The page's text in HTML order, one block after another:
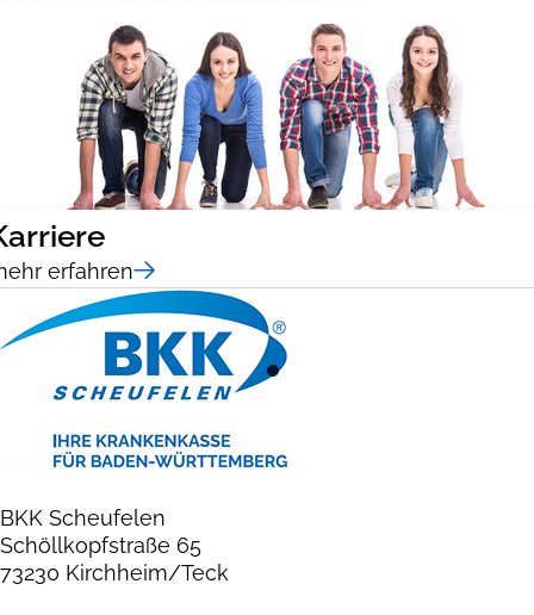
erfahren
1
BKK Scheufelen
Schöllkopfstraße 65
73230 Kirchheim/Teck